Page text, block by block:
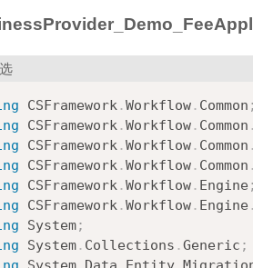
CSFramework.Workflow. Common
CSFramework.Workflow. Common
CSFramework.Workflow. Common
CSFramework.Workflow. Common
CSFramework.Workflow. Engine
CSFramework.Workflow. Engine
System;
System. Collections .Generic ;